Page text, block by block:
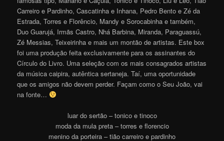
Carreiro e Pardinho, Cascatinha e Inhana, Pedro Bento e Zé da
Estrada, Torres e Florêncio, Mandy e Sorocabinha e também,
Duo Guarujá, Irmãs Castro, Nhá Barbina, Miranda, Paraguassú,
Zé Messias, Teixeirinha e mais um montão de artistas. Este box
foi uma produção feita exclusivamente para os assinantes do
Círculo do Livro. Uma seleção com os mais consagrados artistas
da música caipira, autêntica sertaneja. Taí, uma oportunidade
que os amigos não devem perder. Façam como o Seu João, vai
na fonte…
luar do sertão – tonico e tinoco
moda da mula preta – torres e florencio
menino da porteira – tião carreiro e pardinho